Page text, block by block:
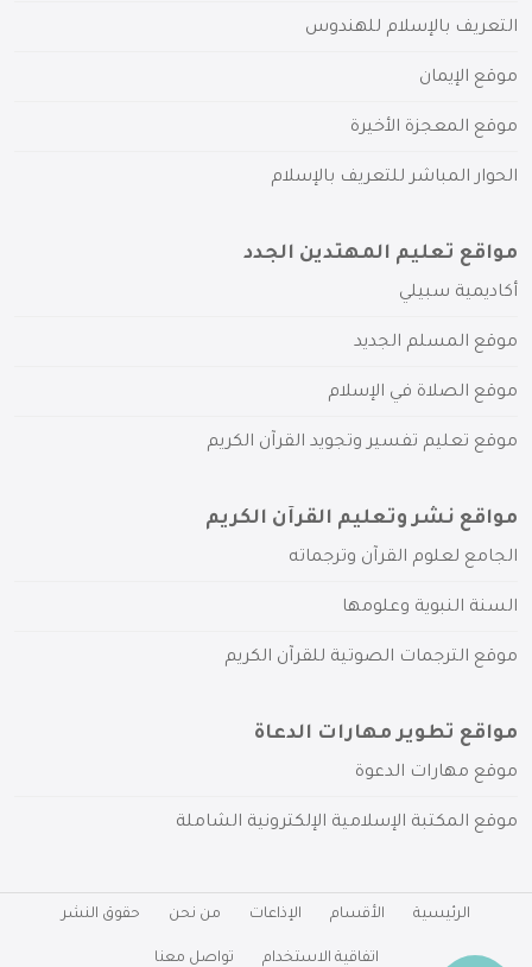
التعريف بالإسلام للهندوس
موقع الإيمان
موقع المعجزة الأخيرة
الحوار المباشر للتعريف بالإسلام
مواقع تعليم المهتدين الجدد
أكاديمية سبيلي
موقع المسلم الجديد
موقع الصلاة في الإسلام
موقع تعليم تفسير وتجويد القرآن الكريم
مواقع نشر وتعليم القرآن الكريم
الجامع لعلوم القرآن وترجماته
السنة النبوية وعلومها
موقع الترجمات الصوتية للقرآن الكريم
مواقع تطوير مهارات الدعاة
موقع مهارات الدعوة
موقع المكتبة الإسلامية الإلكترونية الشاملة
الرئيسية الأقسام الإذاعات من نحن حقوق النشر
اتفاقية الاستخدام تواصل معنا